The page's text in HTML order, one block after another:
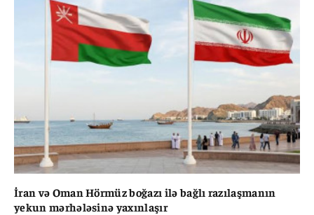
İran və Oman Hörmüz boğazı ilə bağlı razılaşmanın
yekun mərhələsinə yaxınlaşır